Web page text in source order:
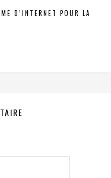
D’INTERNET POUR LA